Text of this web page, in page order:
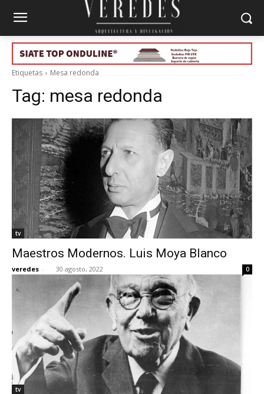
Etiquetas Mesa redonda
Tag: mesa redonda
tv
Maestros Modernos. Luis Moya Blanco
veredes - 30 agosto, 2022 0
tv